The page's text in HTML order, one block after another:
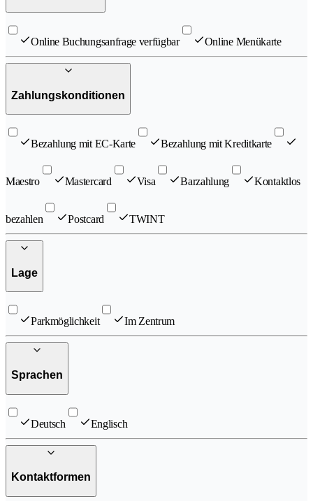
Online Buchungsanfrage verfügbar Online Menükarte
Zahlungskonditionen
Bezahlung mit EC-Karte Bezahlung mit Kreditkarte
Maestro Mastercard Visa Barzahlung Kontaktlos
bezahlen Postcard TWINT
Lage
Parkmöglichkeit Im Zentrum
Sprachen
Deutsch Englisch
Kontaktformen